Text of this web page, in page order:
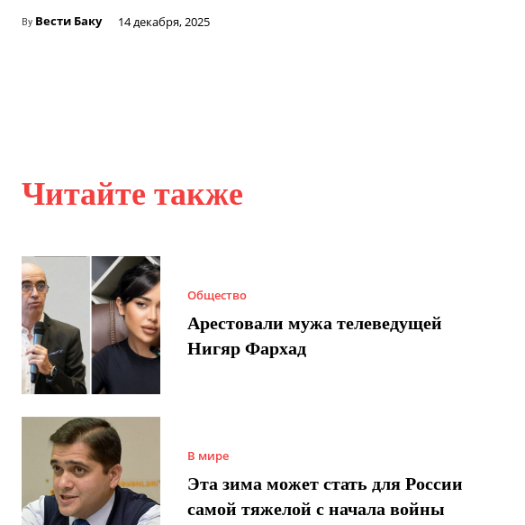
By Вести Баку 14 декабря, 2025
Читайте также
Общество
Арестовали мужа телеведущей
Нигяр Фархад
В мире
Эта зима может стать для России
самой тяжелой с начала войны